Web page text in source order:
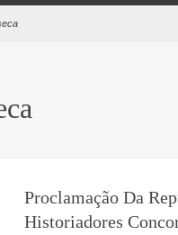
Proclamação Da
Historiadores